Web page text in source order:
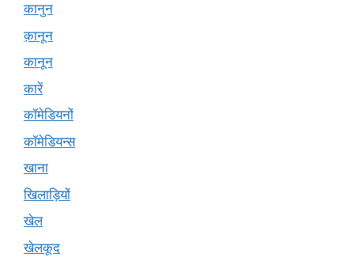
कानुन
क़ानून
कानून
कारें
कॉमेडियनों
कॉमेडियन्स
खाना
खिलाड़ियों
खेल
खेलकूद